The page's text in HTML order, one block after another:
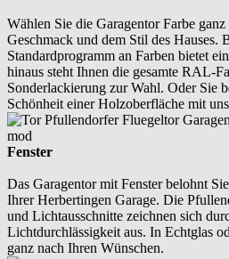
Wählen Sie die Garagentor Farbe
Geschmack und dem Stil des Hauses.
Standardprogramm an Farben bietet
hinaus steht Ihnen die gesamte RAL-
Sonderlackierung zur Wahl. Oder Sie
Schönheit einer Holzoberfläche mit
Fenster
Das Garagentor mit Fenster belohnt
Ihrer Herbertingen Garage. Die
und Lichtausschnitte zeichnen sich
Lichtdurchlässigkeit aus. In Echtglas
ganz nach Ihren Wünschen.